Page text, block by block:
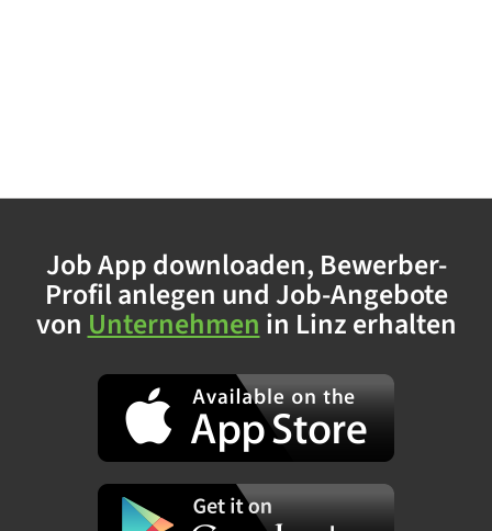
Job App downloaden, Bewerber-
Profil anlegen und Job-Angebote
von Unternehmen in Linz erhalten